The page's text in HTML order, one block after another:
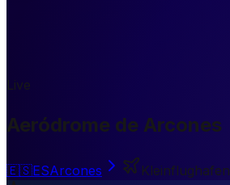
Live
Aeródrome de Arcones
🇪🇸ESArcones
Kleinflughafen